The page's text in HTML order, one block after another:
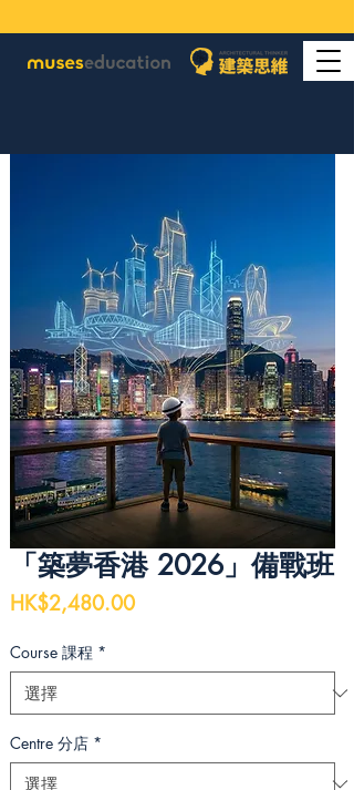
「築夢香港 2026」備戰班
HK$2,480.00價
Course 課程 *
Centre 分店 *